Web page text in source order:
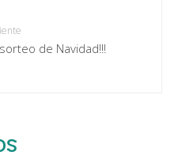
de Navidad!!!